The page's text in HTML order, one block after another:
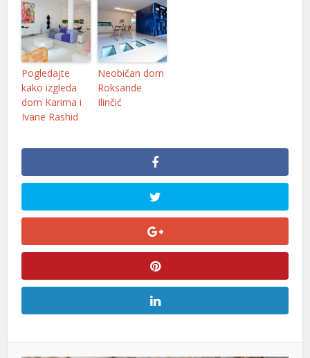
Pogledajte
kako izgleda
dom Karima i
Ivane Rashid
Neobičan dom
Roksande
Ilinčić